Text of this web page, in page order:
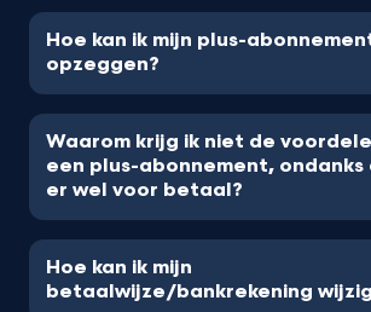
Hoe kan ik mijn plus-
opzeggen?
Waarom krijg ik niet de
een plus-abonnement, ondanks
er wel voor betaal?
Hoe kan ik mijn
betaalwijze/bankrekening